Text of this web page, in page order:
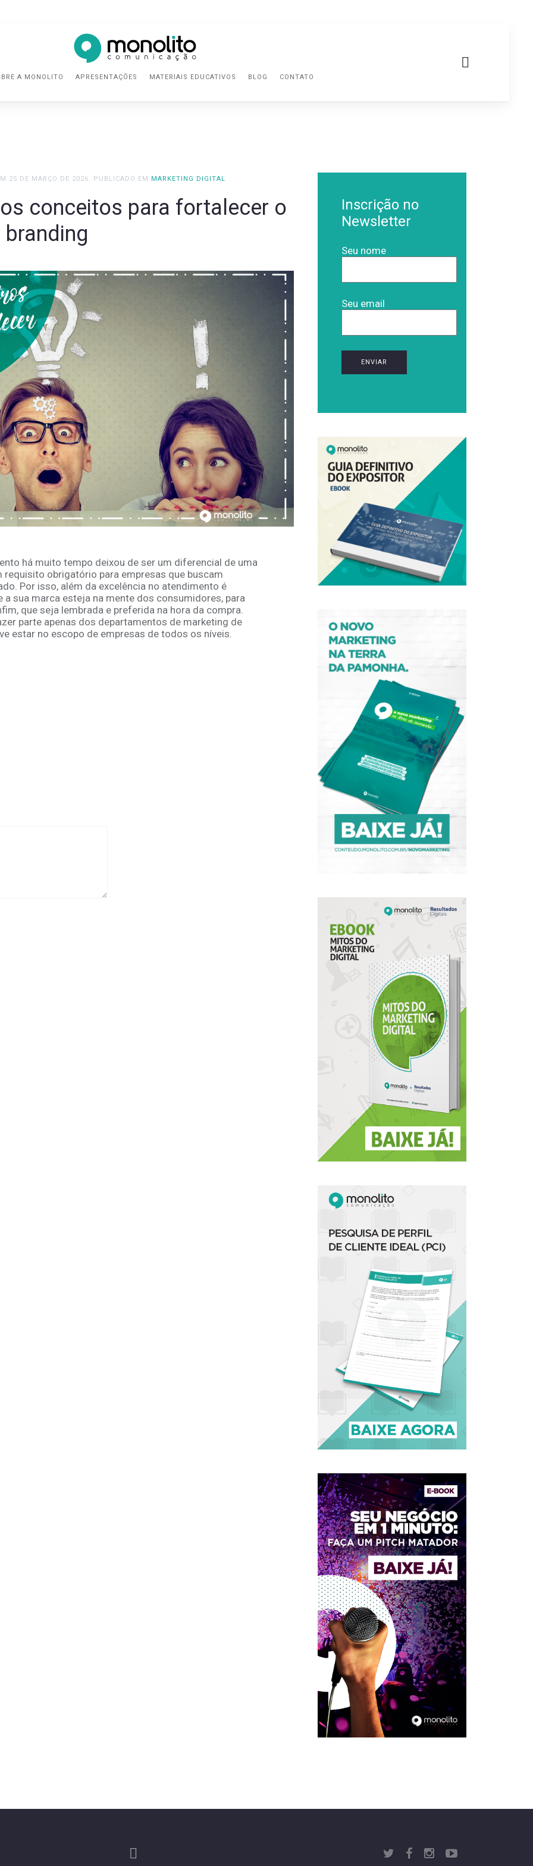
A MONOLITO APRESENTAÇÕES MATERIAIS EDUCATIVOS BLOG CONTATO
25 DE MARÇO DE 2026. PUBLICADO EM MARKETING DIGITAL
conceitos para fortalecer o
branding
há muito tempo deixou de ser um diferencial de uma
obrigatório para empresas que buscam
Por isso, além da excelência no atendimento é
sua marca esteja na mente dos consumidores, para
que seja lembrada e preferida na hora da compra.
parte apenas dos departamentos de marketing de
estar no escopo de empresas de todos os níveis.
Inscrição no
Newsletter
Seu nome
Seu email